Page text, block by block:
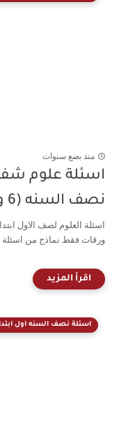
منذ بضع سنوات
اسئلة علوم
نصف السنه (6 ورقات)
ورقات فقط نماذج من اسئلة
اسئلة نصف السنه اول